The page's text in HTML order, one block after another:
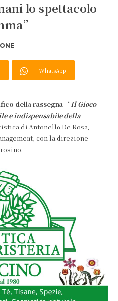
lo spettacolo
WhatsApp
della rassegna “Il Gioco
e indispensabile della
di Antonello De Rosa,
con la direzione